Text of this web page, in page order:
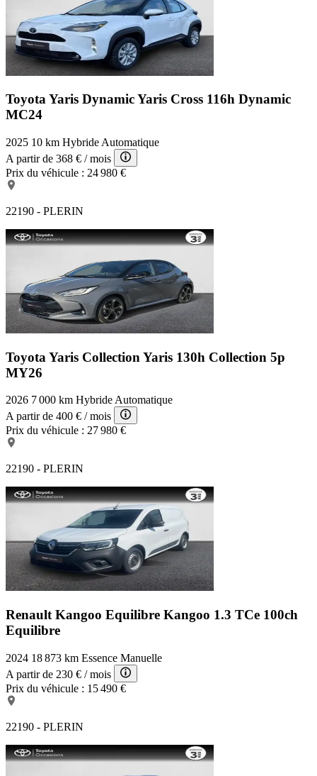
Toyota Yaris DynamicYaris Cross 116h Dynamic
MC24
2025 10 km Hybride Automatique
A partir de 368 € / mois
Prix du véhicule : 24 980 €
22190 - PLERIN
Toyota Yaris Collection Yaris 130h Collection 5p
MY26
2026 7 000 km HybrideAutomatique
A partir de 400 € / mois
Prix du véhicule : 27 980 €
22190 - PLERIN
Renault Kangoo Equilibre Kangoo 1.3 TCe 100ch
Equilibre
2024 18 873 km Essence Manuelle
A partir de 230 € / mois
Prix du véhicule : 15 490 €
22190 - PLERIN